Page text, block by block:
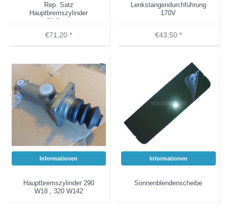
Rep. Satz
Hauptbremszylinder
31,8mm
€71,20 *
Lenkstangendurchführung
170V
€43,50 *
Informationen
Hauptbremszylinder 290
W18 , 320 W142
Informationen
Sonnenblendenscheibe